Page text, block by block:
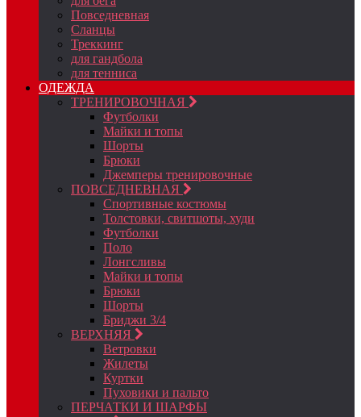
Повседневная
Сланцы
Треккинг
для гандбола
для тенниса
ОДЕЖДА
ТРЕНИРОВОЧНАЯ
Футболки
Майки и топы
Шорты
Брюки
Джемперы тренировочные
ПОВСЕДНЕВНАЯ
Спортивные костюмы
Толстовки, свитшоты, худи
Футболки
Поло
Лонгсливы
Майки и топы
Брюки
Шорты
Бриджи 3/4
ВЕРХНЯЯ
Ветровки
Жилеты
Куртки
Пуховики и пальто
ПЕРЧАТКИ И ШАРФЫ